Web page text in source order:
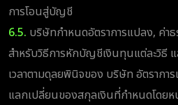
การโอนสู่บัญชี
6.5. บริษัทกำหนดอัตราการแปลง, ค่า
สำหรับวิธีการหักบัญชีเงินทุนแต่ละวิธี
เวลาตามดุลยพินิจของ บริษัท อัตรากา
แลกเปลี่ยนของสกุลเงินที่กำหนดโดย